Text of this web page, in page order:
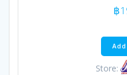
฿
Store: